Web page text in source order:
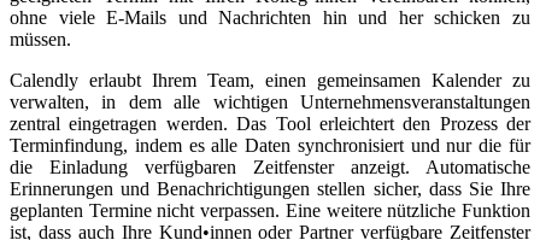
ohne viele E-Mails und Nachrichten hin und her schicken zu
müssen.
Calendly erlaubt Ihrem Team, einen gemeinsamen Kalender zu
verwalten, in dem alle wichtigen Unternehmensveranstaltungen
zentral eingetragen werden. Das Tool erleichtert den Prozess der
Terminfindung, indem es alle Daten synchronisiert und nur die für
die Einladung verfügbaren Zeitfenster anzeigt. Automatische
Erinnerungen und Benachrichtigungen stellen sicher, dass Sie Ihre
geplanten Termine nicht verpassen. Eine weitere nützliche Funktion
ist, dass auch Ihre Kund•innen oder Partner verfügbare Zeitfenster